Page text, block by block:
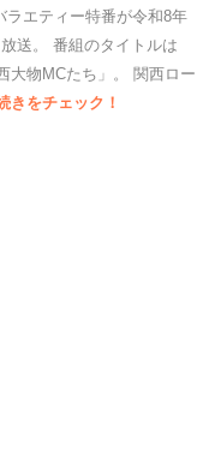
ラエティー特番が令和8年
送。 番組のタイトルは
大物MCたち」。 関西ロー
きをチェック！